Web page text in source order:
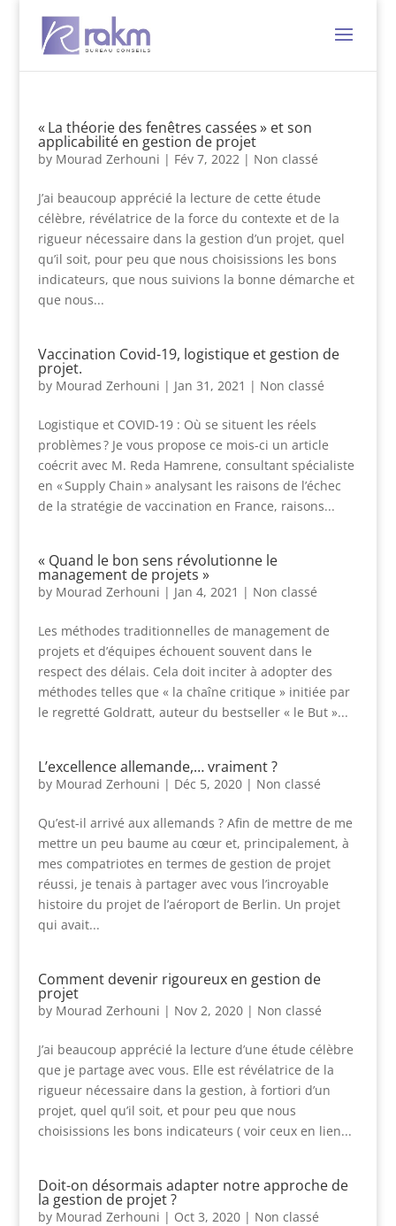
« La théorie des fenêtres cassées » et son
applicabilité en gestion de projet
by Mourad Zerhouni | Fév 7, 2022| Non classé
J’ai beaucoup apprécié la lecture de cette étude
célèbre, révélatrice de la force du contexte et de la
rigueur nécessaire dans la gestion d’un projet, quel
qu’il soit, pour peu que nous choisissions les bons
indicateurs, que nous suivions la bonne démarche et
que nous...
Vaccination Covid-19, logistique et gestion de
projet.
by Mourad Zerhouni | Jan 31, 2021 | Non classé
Logistique et COVID-19 : Où se situent les réels
problèmes ? Je vous propose ce mois-ci un article
coécrit avec M. Reda Hamrene, consultant spécialiste
en « Supply Chain » analysant les raisons de l’échec
de la stratégie de vaccination en France, raisons...
« Quand le bon sens révolutionne le
management de projets »
by Mourad Zerhouni | Jan 4, 2021 | Non classé
Les méthodes traditionnelles de management de
projets et d’équipes échouent souvent dans le
respect des délais. Cela doit inciter à adopter des
méthodes telles que « la chaîne critique » initiée par
le regretté Goldratt, auteur du bestseller « le But »...
L’excellence allemande,… vraiment ?
by Mourad Zerhouni | Déc 5, 2020| Non classé
Qu’est-il arrivé aux allemands ? Afin de mettre de me
mettre un peu baume au cœur et, principalement, à
mes compatriotes en termes de gestion de projet
réussi, je tenais à partager avec vous l’incroyable
histoire du projet de l’aéroport de Berlin. Un projet
qui avait...
Comment devenir rigoureux en gestion de
projet
by Mourad Zerhouni | Nov 2, 2020| Non classé
J’ai beaucoup apprécié la lecture d’une étude célèbre
que je partage avec vous. Elle est révélatrice de la
rigueur nécessaire dans la gestion, à fortiori d’un
projet, quel qu’il soit, et pour peu que nous
choisissions les bons indicateurs ( voir ceux en lien...
Doit-on désormais adapter notre approche de
la gestion de projet ?
by Mourad Zerhouni | Oct 3, 2020| Non classé